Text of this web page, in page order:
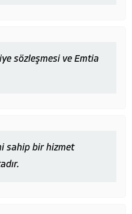
sözleşmesi ve Emtia
sahip bir hizmet